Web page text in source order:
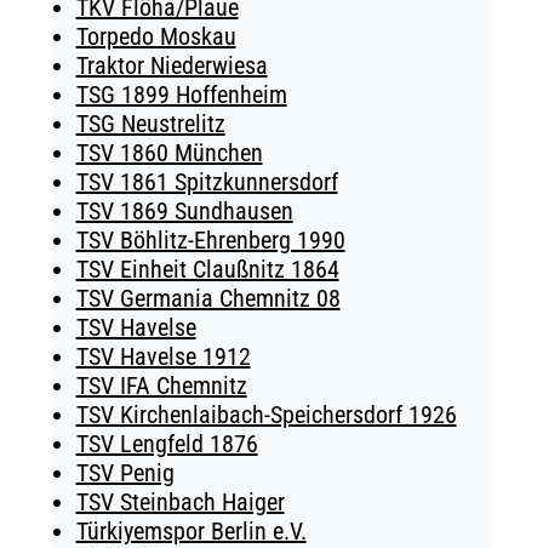
TKV Flöha/Plaue
Torpedo Moskau
Traktor Niederwiesa
TSG 1899 Hoffenheim
TSG Neustrelitz
TSV 1860 München
TSV 1861 Spitzkunnersdorf
TSV 1869 Sundhausen
TSV Böhlitz-Ehrenberg 1990
TSV Einheit Claußnitz 1864
TSV Germania Chemnitz 08
TSV Havelse
TSV Havelse 1912
TSV IFA Chemnitz
TSV Kirchenlaibach-Speichersdorf 1926
TSV Lengfeld 1876
TSV Penig
TSV Steinbach Haiger
Türkiyemspor Berlin e.V.